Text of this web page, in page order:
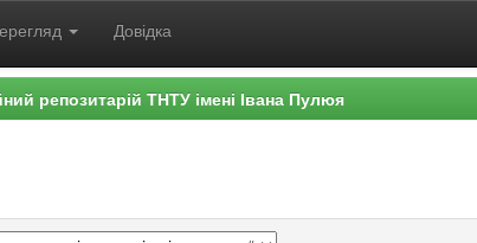
Довідка
репозитарій ТНТУ імені Івана Пулюя